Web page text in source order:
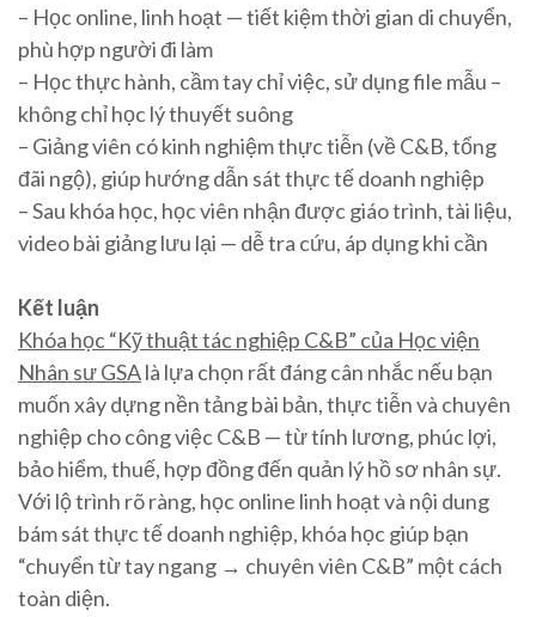
– Học online, linh hoạt — tiết kiệm thời gian di chuyển,
phù hợp người đi làm
– Học thực hành, cầm tay chỉ việc, sử dụng file mẫu –
không chỉ học lý thuyết suông
– Giảng viên có kinh nghiệm thực tiễn (về C&B, tổng
đãi ngộ), giúp hướng dẫn sát thực tế doanh nghiệp
– Sau khóa học, học viên nhận được giáo trình, tài liệu,
video bài giảng lưu lại — dễ tra cứu, áp dụng khi cần
Kết luận
Khóa học “Kỹ thuật tác nghiệp C&B” của Học viện
Nhân sư GSAlà lựa chọn rất đáng cân nhắc nếu bạn
muốn xây dựng nền tảng bài bản, thực tiễn và chuyên
nghiệp cho công việc C&B — từ tính lương, phúc lợi,
bảo hiểm, thuế, hợp đồng đến quản lý hồ sơ nhân sự.
Với lộ trình rõ ràng, học online linh hoạt và nội dung
bám sát thực tế doanh nghiệp, khóa học giúp bạn
“chuyển từ tay ngang → chuyên viên C&B” một cách
toàn diện.